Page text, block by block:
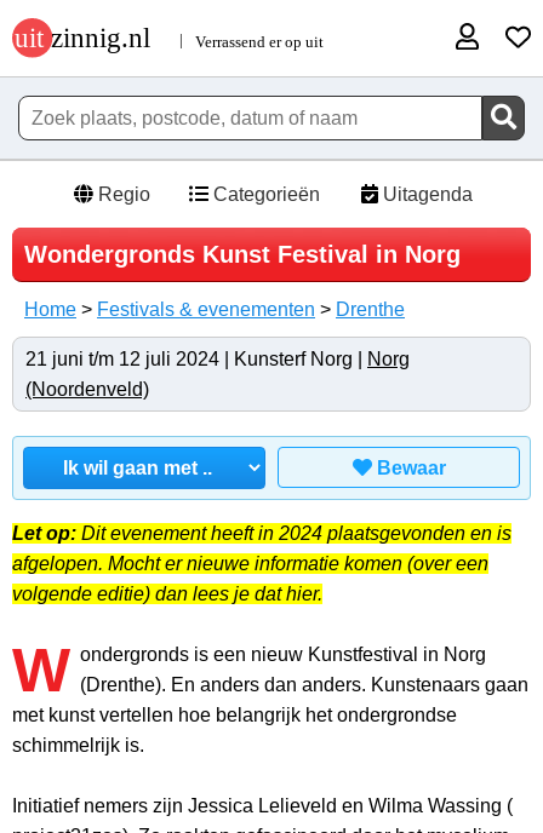
Regio Categorieën Uitagenda
Wondergronds Kunst Festival in Norg
Home > Festivals & evenementen > Drenthe
21 juni t/m 12 juli 2024 | Kunsterf Norg |
Norg
(Noordenveld)
Bewaar
Let op: Dit evenement heeft in 2024 plaatsgevonden en is
afgelopen. Mocht er nieuwe informatie komen (over een
volgende editie) dan lees je dat hier.
W ondergronds is een nieuw Kunstfestival in Norg
(Drenthe). En anders dan anders. Kunstenaars gaan
met kunst vertellen hoe belangrijk het ondergrondse
schimmelrijk is.
Initiatief nemers zijn Jessica Lelieveld en Wilma Wassing (